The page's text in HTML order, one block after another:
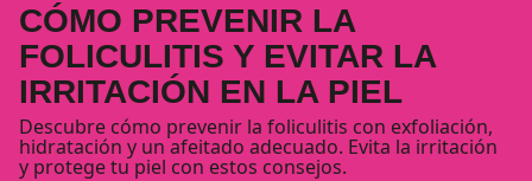
CÓMO PREVENIR LA
FOLICULITIS Y EVITAR LA
IRRITACIÓN EN LA PIEL
Descubre cómo prevenir la foliculitis con exfoliación,
hidratación y un afeitado adecuado. Evita la irritación
y protege tu piel con estos consejos.